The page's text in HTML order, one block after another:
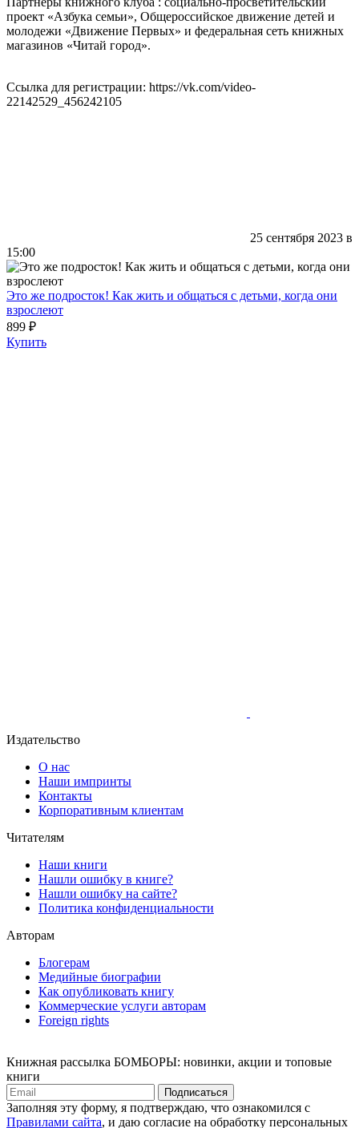
проект «Азбука семьи», Общероссийское движение детей и
молодежи «Движение Первых» и федеральная сеть книжных
магазинов «Читай город».
Ссылка для регистрации: https://vk.com/video-
22142529_456242105
25 сентября 2023 в
15:00
Это же подросток! Как жить и общаться с детьми, когда они
взрослеют
899 ₽
Купить
Издательство
О нас
Наши импринты
Контакты
Корпоративным клиентам
Читателям
Наши книги
Нашли ошибку в книге?
Нашли ошибку на сайте?
Политика конфиденциальности
Авторам
Блогерам
Медийные биографии
Как опубликовать книгу
Коммерческие услуги авторам
Foreign rights
Книжная рассылка БОМБОРЫ: новинки, акции и топовые
книги
Подписаться
Заполняя эту форму, я подтверждаю, что ознакомился с
Правилами сайта, и даю согласие на обработку персональных